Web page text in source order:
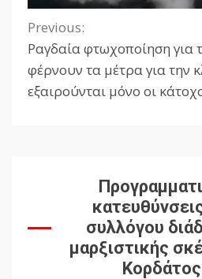
Continue
Reading
Previous:
Ραγδαία φτωχοποίηση για
φέρνουν τα μέτρα για την
εξαιρούνται μόνο οι
συλλόγου
μαρξιστικής